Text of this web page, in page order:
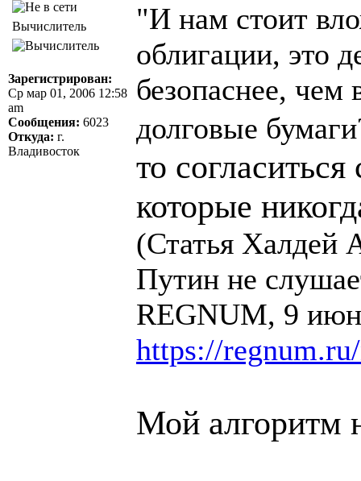
Вычислитель
Зарегистрирован:
Ср мар 01, 2006 12:58
am
Сообщения: 6023
Откуда: г.
Владивосток
"И нам стоит
облигации, это
безопаснее, чем
долговые
то
которые
(Статья Халдей
Путин не
REGNUM, 9
https://
Мой алгоритм